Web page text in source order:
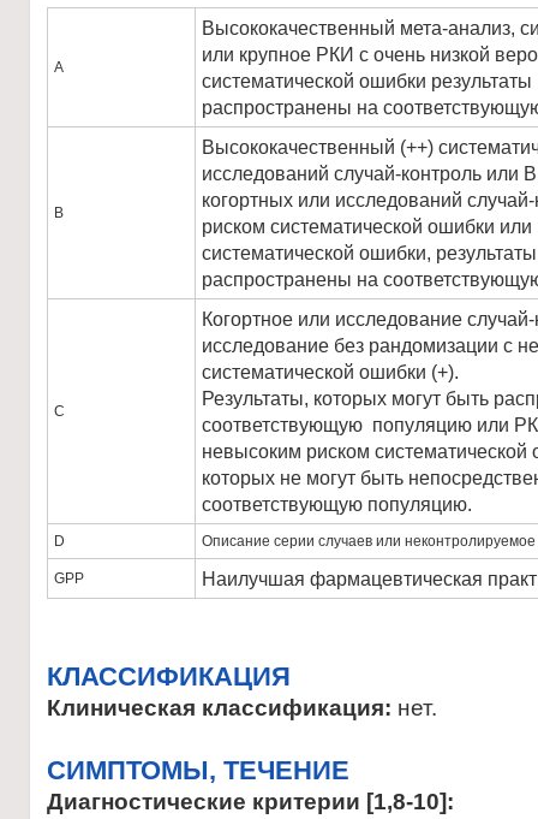
А
Высококачественный мета-анализ,
или крупное РКИ с очень низкой
систематической ошибки
распространены на
В
Высококачественный (++)
исследований случай-контроль или
когортных или исследований
риском систематической ошибки
систематической ошибки,
распространены на
С
Когортное или исследование
исследование без рандомизации с
систематической ошибки (+).
Результаты, которых могут быть
соответствующую популяцию или
невысоким риском систематической
которых не могут быть
соответствующую популяцию.
D Описание серии случаев или
GPP Наилучшая фармацевтическая
КЛАССИФИКАЦИЯ
Клиническая классификация: нет.
CИМПТОМЫ, ТЕЧЕНИЕ
Диагностические критерии [1,8-10]: